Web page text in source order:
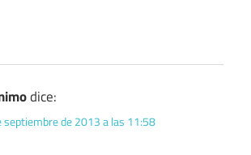
dice:
septiembre de 2013 a las 11:58